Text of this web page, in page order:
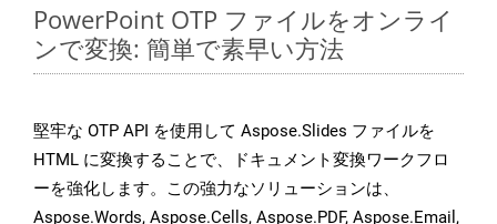
PowerPoint OTP ファイルをオンライ
ンで変換: 簡単で素早い方法
堅牢な OTP API を使用して Aspose.Slides ファイルを
HTML に変換することで、ドキュメント変換ワークフロ
ーを強化します。この強力なソリューションは、
Aspose.Words, Aspose.Cells, Aspose.PDF, Aspose.Email,